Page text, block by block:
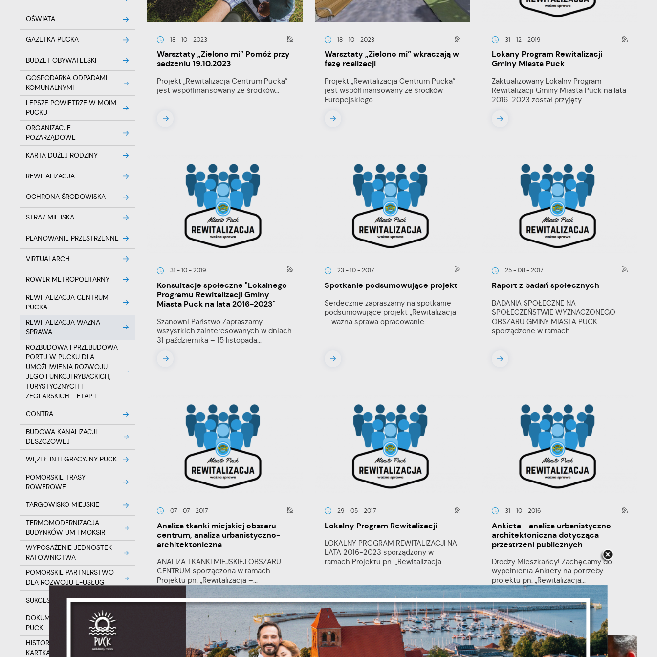
OŚWIATA
GAZETKA PUCKA
BUDŻET OBYWATELSKI
GOSPODARKA ODPADAMI
KOMUNALNYMI
LEPSZE POWIETRZE W MOIM
PUCKU
ORGANIZACJE
POZARZĄDOWE
KARTA DUŻEJ RODZINY
REWITALIZACJA
OCHRONA ŚRODOWISKA
STRAŻ MIEJSKA
PLANOWANIE PRZESTRZENNE
VIRTUALARCH
ROWER METROPOLITARNY
REWITALIZACJA CENTRUM
PUCKA
REWITALIZACJA WAŻNA
SPRAWA
ROZBUDOWA I PRZEBUDOWA
PORTU W PUCKU DLA
UMOŻLIWIENIA ROZWOJU
JEGO FUNKCJI RYBACKICH,
TURYSTYCZNYCH I
ŻEGLARSKICH - ETAP I
CONTRA
BUDOWA KANALIZACJI
DESZCZOWEJ
WĘZEŁ INTEGRACYJNY PUCK
POMORSKIE TRASY
ROWEROWE
TARGOWISKO MIEJSKIE
TERMOMODERNIZACJA
BUDYNKÓW UM I MOKSIR
WYPOSAŻENIE JEDNOSTEK
RATOWNICTWA
POMORSKIE PARTNERSTWO
DLA ROZWOJU E-USŁUG
SUKCES W PRZEDSZKOLU
DOKUMENTACJA MARINA
PUCK
HISTORIA PUCKA NA
KARTKACH ZAPISANA
18 - 10 - 2023
Warsztaty „Zielono mi” Pomóż przy
sadzeniu 19.10.2023
Projekt „Rewitalizacja Centrum Pucka”
jest współfinansowany ze środków...
18 - 10 - 2023
Warsztaty „Zielono mi” wkraczają w
fazę realizacji
Projekt „Rewitalizacja Centrum Pucka”
jest współfinansowany ze środków
Europejskiego...
31 - 12 - 2019
Lokany Program Rewitalizacji
Gminy Miasta Puck
Zaktualizowany Lokalny Program
Rewitalizacji Gminy Miasta Puck na lata
2016-2023 został przyjęty...
31 - 10 - 2019
Konsultacje społeczne "Lokalnego
Programu Rewitalizacji Gminy
Miasta Puck na lata 2016-2023"
Szanowni Państwo Zapraszamy
wszystkich zainteresowanych w dniach
31 października – 15 listopada...
23 - 10 - 2017
Spotkanie podsumowujące projekt
Serdecznie zapraszamy na spotkanie
podsumowujące projekt „Rewitalizacja
– ważna sprawa opracowanie...
25 - 08 - 2017
Raport z badań społecznych
BADANIA SPOŁECZNE NA
SPOŁECZEŃSTWIE WYZNACZONEGO
OBSZARU GMINY MIASTA PUCK
sporządzone w ramach...
07 - 07 - 2017
Analiza tkanki miejskiej obszaru
centrum, analiza urbanistyczno-
architektoniczna
ANALIZA TKANKI MIEJSKIEJ OBSZARU
CENTRUM sporządzona w ramach
Projektu pn. „Rewitalizacja –...
29 - 05 - 2017
Lokalny Program Rewitalizacji
LOKALNY PROGRAM REWITALIZACJI NA
LATA 2016-2023 sporządzony w
ramach Projektu pn. „Rewitalizacja...
31 - 10 - 2016
Ankieta - analiza urbanistyczno-
architektoniczna dotycząca
przestrzeni publicznych
Drodzy Mieszkańcy! Zachęcamy do
wypełnienia Ankiety na potrzeby
projektu pn. „Rewitalizacja...
Ustawienia
Szanujemy Twoją prywatność. Możesz zmienić ustawienia cookies lub zaakceptować je
wszystkie. W dowolnym momencie możesz dokonać zmiany swoich ustawień.